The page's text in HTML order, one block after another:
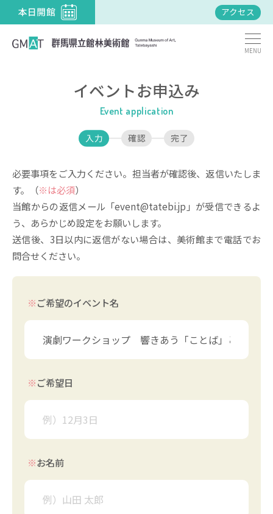
アクセス
MENU
イベントお申込み
Event application
必要事項をご入力ください。担当者が確認後、返信いたしま
す。（※は必須）
当館からの返信メール「event@tatebi.jp」が受信できるよ
う、あらかじめ設定をお願いします。
送信後、3日以内に返信がない場合は、美術館まで電話でお
問合せください。
※ご希望のイベント名
※ご希望日
※お名前